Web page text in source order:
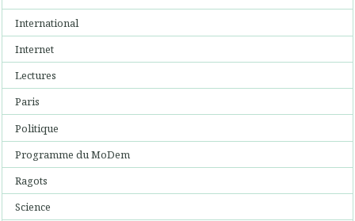
International
Internet
Lectures
Paris
Politique
Programme du MoDem
Ragots
Science